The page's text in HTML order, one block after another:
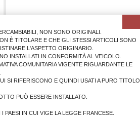
NON SONO ORIGINALI.
È TITOLARE E CHE GLI STESSI ARTICOLI SONO
L'ASPETTO ORIGINARIO.
INSTALLATI IN CONFORMITÀ AL VEICOLO.
COMUNITARIA VIGENTE RIGUARDANTE LE
SI RIFERISCONO E QUINDI USATI A PURO TITOLO
PUÒ ESSERE INSTALLATO.
IN CUI VIGE LA LEGGE FRANCESE.